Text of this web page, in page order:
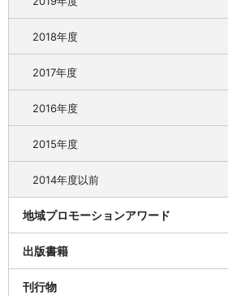
2018年度
2017年度
2016年度
2015年度
2014年度以前
地域プロモーションアワード
出版書籍
刊行物